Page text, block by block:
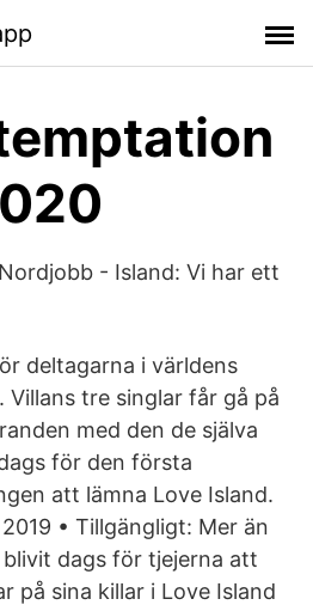
- Island: Vi har ett
deltagarna i världens
Villans tre singlar får gå på
med den de själva
för den första
att lämna Love Island.
• Tillgängligt: Mer än
dags för tjejerna att
på sina killar i Love Island